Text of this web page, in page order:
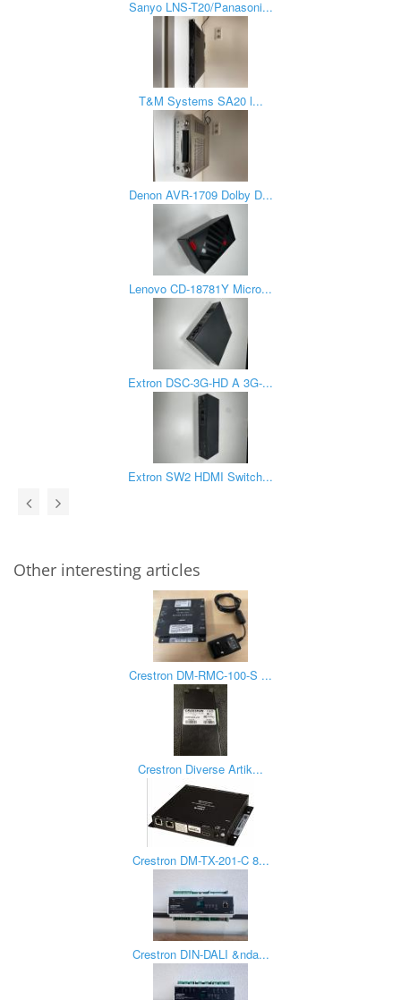
Sanyo LNS-T20/Panasoni...
T&M Systems SA20 l...
Denon AVR-1709 Dolby D...
Lenovo CD-18781Y Micro...
Extron DSC-3G-HD A 3G-...
Extron SW2 HDMI Switch...
Other interesting articles
Crestron DM-RMC-100-S ...
Crestron Diverse Artik...
Crestron DM-TX-201-C 8...
Crestron DIN-DALI &nda...